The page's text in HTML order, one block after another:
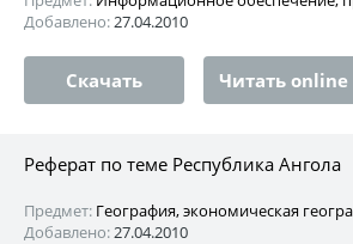
Добавлено:27.04.2010
Скачать Читать online
Реферат по теме Республика Ангола
Предмет: География, экономическая
Добавлено:27.04.2010